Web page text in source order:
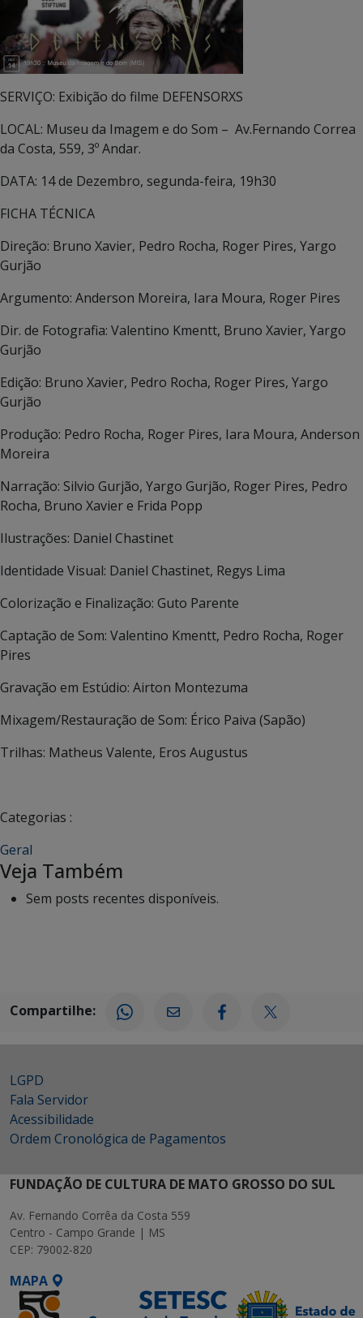
SERVIÇO: Exibição do filme DEFENSORXS
LOCAL: Museu da Imagem e do Som – Av.Fernando Correa
da Costa, 559, 3º Andar.
DATA: 14 de Dezembro, segunda-feira, 19h30
FICHA TÉCNICA
Direção: Bruno Xavier, Pedro Rocha, Roger Pires, Yargo
Gurjão
Argumento: Anderson Moreira, Iara Moura, Roger Pires
Dir. de Fotografia: Valentino Kmentt, Bruno Xavier, Yargo
Gurjão
Edição: Bruno Xavier, Pedro Rocha, Roger Pires, Yargo
Gurjão
Produção: Pedro Rocha, Roger Pires, Iara Moura, Anderson
Moreira
Narração: Silvio Gurjão, Yargo Gurjão, Roger Pires, Pedro
Rocha, Bruno Xavier e Frida Popp
Ilustrações: Daniel Chastinet
Identidade Visual: Daniel Chastinet, Regys Lima
Colorização e Finalização: Guto Parente
Captação de Som: Valentino Kmentt, Pedro Rocha, Roger
Pires
Gravação em Estúdio: Airton Montezuma
Mixagem/Restauração de Som: Érico Paiva (Sapão)
Trilhas: Matheus Valente, Eros Augustus
Categorias :
Geral
Veja Também
Sem posts recentes disponíveis.
Compartilhe:
LGPD
Fala Servidor
Acessibilidade
Ordem Cronológica de Pagamentos
FUNDAÇÃO DE CULTURA DE MATO GROSSO DO SUL
Av. Fernando Corrêa da Costa 559
Centro - Campo Grande | MS
CEP: 79002-820
MAPA